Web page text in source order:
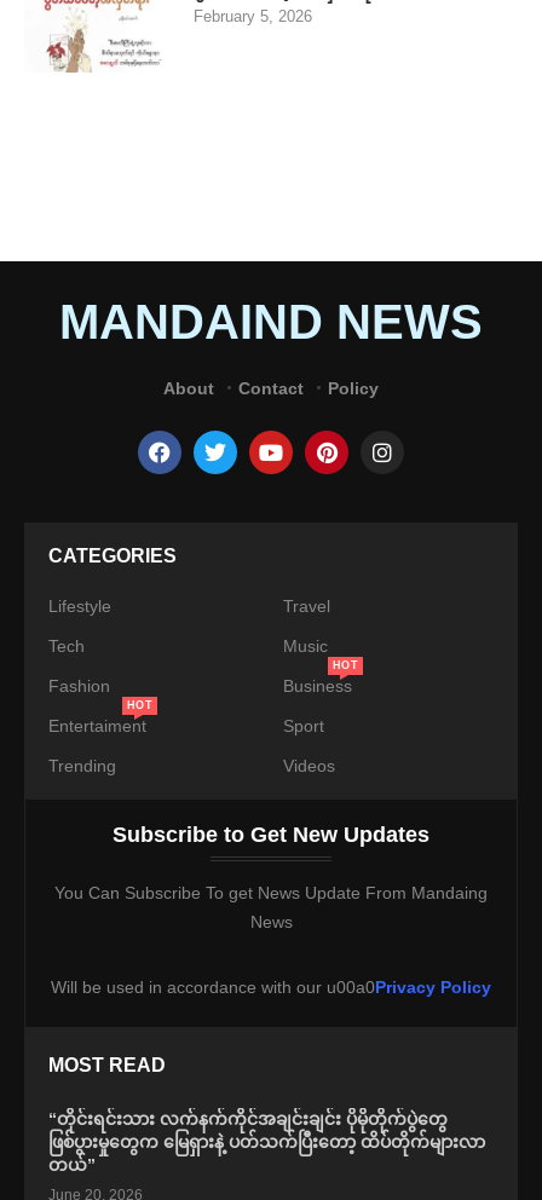
February 5, 2026
About Contact Policy
MANDAIND NEWS
CATEGORIES
Lifestyle Travel
Tech Music
Fashion Business
HOT
Entertaiment
HOT
Sport
Trending Videos
Subscribe to Get New Updates
You Can Subscribe To get News Update From Mandaing
News
Will be used in accordance with our u00a0Privacy Policy
MOST READ
“တိုင်းရင်းသား လက်နက်ကိုင်အချင်းချင်း ပိုမိုတိုက်ပွဲတွေ
ဖြစ်ပွားမှုတွေက မြေရှားနဲ့ ပတ်သက်ပြီးတော့ ထိပ်တိုက်များလာ
တယ်”
June 20, 2026